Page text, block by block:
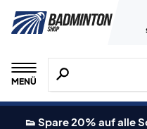
MENÜ
Suche nach
👟 Spare 20% auf alle